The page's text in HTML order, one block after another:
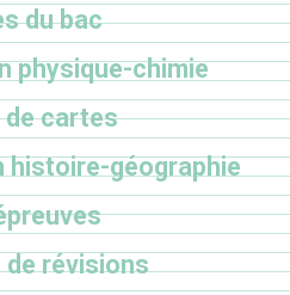
du bac
physique-chimie
de cartes
histoire-géographie
révisions